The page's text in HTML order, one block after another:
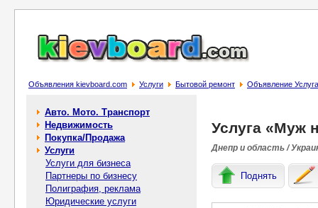
Объявления kievboard.com Услуги Бытовой ремонт Объявление
Авто. Мото. Транспорт
Недвижимость
Покупка/Продажа
Услуги
Услуги для бизнеса
Партнеры по бизнесу
Полиграфия, реклама
Юридические услуги
Услуга «Муж
Днепр и область /
Поднять